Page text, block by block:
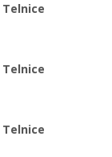
Telnice
Telnice
Telnice